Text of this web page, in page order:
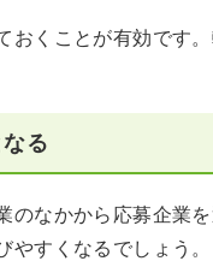
おくことが有効です
る
のなかから応募企業
すくなるでしょう。